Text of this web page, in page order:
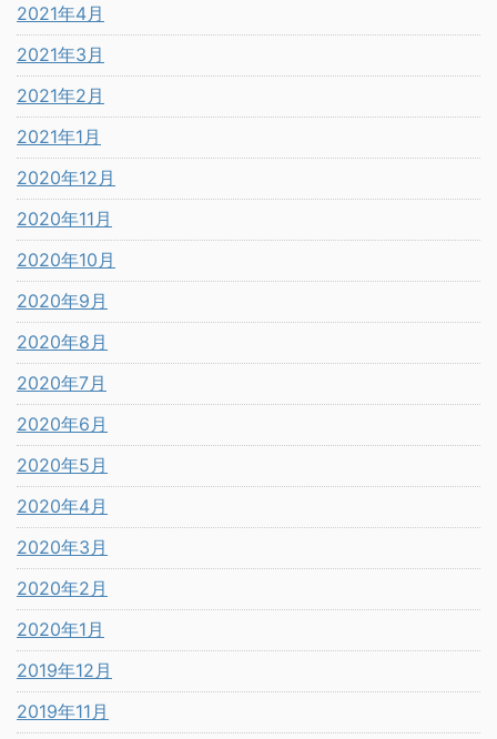
2021年4月
2021年3月
2021年2月
2021年1月
2020年12月
2020年11月
2020年10月
2020年9月
2020年8月
2020年7月
2020年6月
2020年5月
2020年4月
2020年3月
2020年2月
2020年1月
2019年12月
2019年11月